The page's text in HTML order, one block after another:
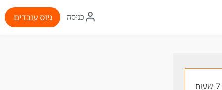
איקון
התחברות
כניסה גיוס עובדים